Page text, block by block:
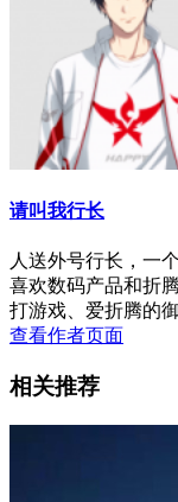
请叫我行长
人送外号行长，一
喜欢数码产品和折
打游戏、爱折腾的
查看作者页面
相关推荐